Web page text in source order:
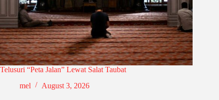
Telusuri “Peta Jalan” Lewat Salat Taubat
mel
August 3, 2026